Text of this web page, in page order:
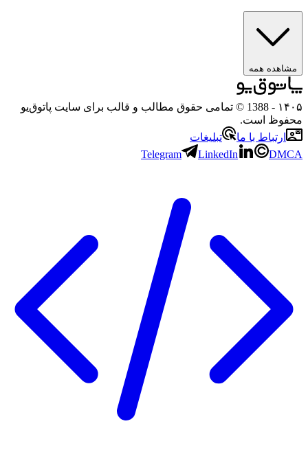
مشاهده همه
۱۴۰۵
- 1388 © تمامی حقوق مطالب و قالب برای سایت پاتوق‌یو
محفوظ است.
ارتباط با ما
تبلیغات
Telegram
LinkedIn DMCA